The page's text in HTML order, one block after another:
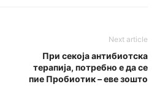
Next article
При секоја антибиотска
терапија, потребно е да се
пие Пробиотик – еве зошто